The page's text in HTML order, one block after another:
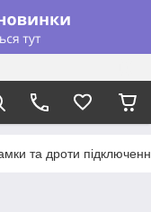
та дроти